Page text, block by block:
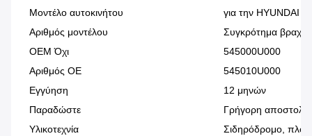
Μοντέλο αυτοκινήτου
για την HYUNDAI
Αριθμός μοντέλου
Συγκρότημα
OEM Όχι
545000U000
Αριθμός ΟΕ
545010U000
Εγγύηση
12 μηνών
Παραδώστε
Γρήγορη αποστολή
Υλικοτεχνία
Σιδηρόδρομο,